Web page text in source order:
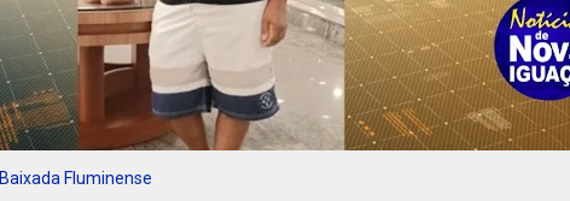
Baixada Fluminense